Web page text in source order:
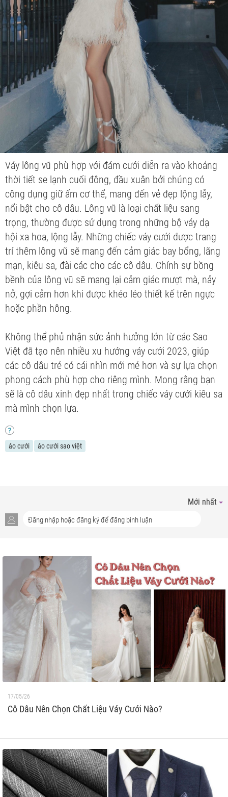
Váy lông vũ phù hợp với đám cưới diễn ra vào khoảng
thời tiết se lạnh cuối đông, đầu xuân bởi chúng có
công dụng giữ ấm cơ thể, mang đến vẻ đẹp lộng lẫy,
nổi bật cho cô dâu. Lông vũ là loại chất liệu sang
trọng, thường được sử dụng trong những bộ váy dạ
hội xa hoa, lộng lẫy. Những chiếc váy cưới được trang
trí thêm lông vũ sẽ mang đến cảm giác bay bổng, lãng
mạn, kiêu sa, đài các cho các cô dâu. Chính sự bồng
bềnh của lông vũ sẽ mang lại cảm giác mượt mà, nảy
nở, gợi cảm hơn khi được khéo léo thiết kế trên ngực
hoặc phần hông.
Không thể phủ nhận sức ảnh hưởng lớn từ các Sao
Việt đã tạo nên nhiều xu hướng váy cưới 2023, giúp
các cô dâu trẻ có cái nhìn mới mẻ hơn và sự lựa chọn
phong cách phù hợp cho riêng mình. Mong rằng bạn
sẽ là cô dâu xinh đẹp nhất trong chiếc váy cưới kiêu sa
mà mình chọn lựa.
áo cưới áo cưới sao việt
Mới nhất
17/05/26
Cô Dâu Nên Chọn Chất Liệu Váy Cưới Nào?